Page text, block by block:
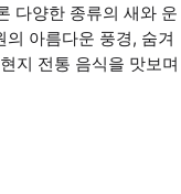
다양한 종류의 새와 운
아름다운 풍경, 숨겨
지 전통 음식을 맛보며